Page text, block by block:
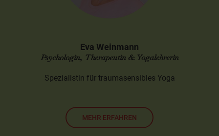
Eva Weinmann
Psychologin, Therapeutin & Yogalehrerin
Spezialistin für traumasensibles Yoga
MEHR ERFAHREN